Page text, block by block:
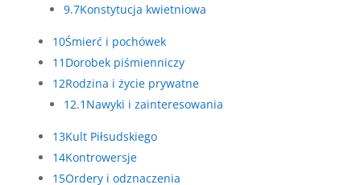
9.7Konstytucja kwietniowa
10Śmierć i pochówek
11 Dorobek piśmienniczy
12Rodzina i życie prywatne
12.1 Nawyki i zainteresowania
13Kult Piłsudskiego
14Kontrowersje
15Ordery i odznaczenia